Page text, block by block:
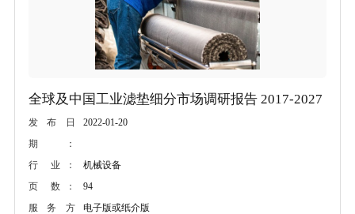
全球及中国工业滤垫细分市场调研报告 2017-2027
发布日
期：
2022-01-20
行 业：
机械设备
页 数：
94
服务方
电子版或纸介版